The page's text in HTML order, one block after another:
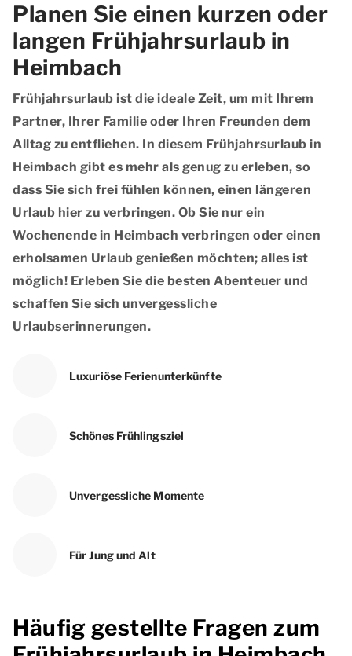
Planen Sie einen kurzen oder
langen Frühjahrsurlaub in
Heimbach
Frühjahrsurlaub ist die ideale Zeit, um mit Ihrem
Partner, Ihrer Familie oder Ihren Freunden dem
Alltag zu entfliehen. In diesem Frühjahrsurlaub in
Heimbach gibt es mehr als genug zu erleben, so
dass Sie sich frei fühlen können, einen längeren
Urlaub hier zu verbringen. Ob Sie nur ein
Wochenende in Heimbach verbringen oder einen
erholsamen Urlaub genießen möchten; alles ist
möglich! Erleben Sie die besten Abenteuer und
schaffen Sie sich unvergessliche
Urlaubserinnerungen.
Luxuriöse Ferienunterkünfte
Schönes Frühlingsziel
Unvergessliche Momente
Für Jung und Alt
Häufig gestellte Fragen zum